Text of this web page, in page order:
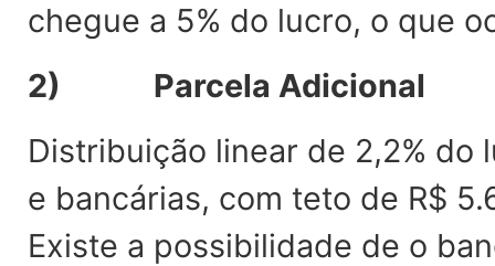
chegue a 5% do lucro, o que
2) Parcela Adicional
Distribuição linear de 2,2%
e bancárias, com teto de R$
Existe a possibilidade de o